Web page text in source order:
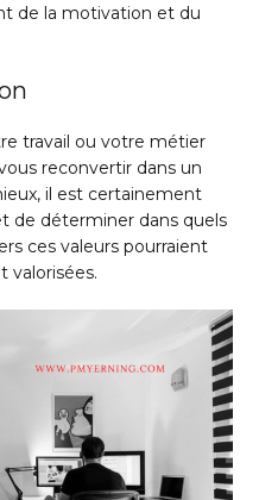
de la motivation et du
travail ou votre métier
reconvertir dans un
il est certainement
de déterminer dans quels
ces valeurs pourraient
valorisées.